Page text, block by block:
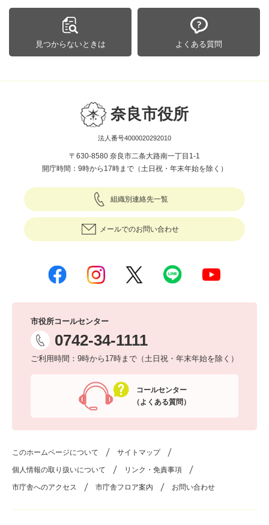
見つからないときは よくある質問
奈良市役所
法人番号4000020292010
〒630-8580 奈良市二条大路南一丁目1-1
開庁時間：9時から17時まで（土日祝・年末年始を除く）
組織別連絡先一覧
メールでのお問い合わせ
市役所コールセンター
0742-34-1111
ご利用時間：9時から17時まで（土日祝・年末年始を除く）
コールセンター
（よくある質問）
このホームページについて サイトマップ
個人情報の取り扱いについて リンク・免責事項
市庁舎へのアクセス 市庁舎フロア案内 お問い合わせ